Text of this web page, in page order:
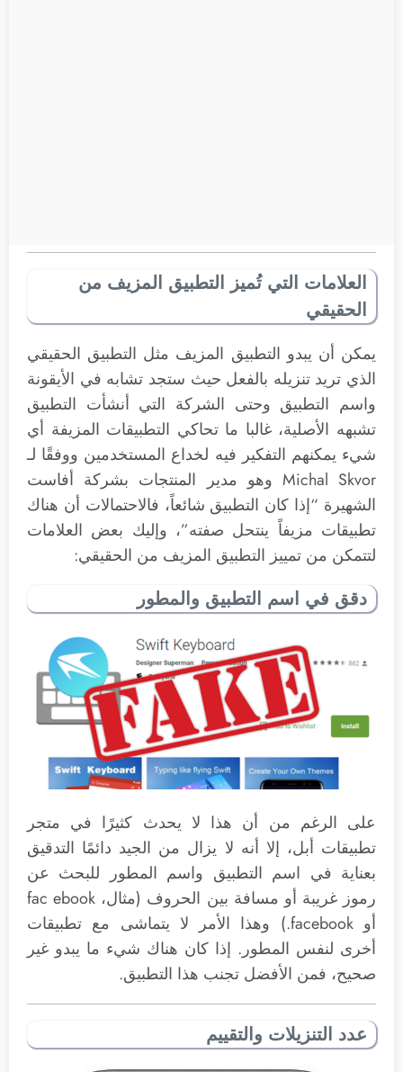
العلامات التي تُميز التطبيق المزيف من
الحقيقي
يمكن أن يبدو التطبيق المزيف مثل التطبيق الحقيقي
الذي تريد تنزيله بالفعل حيث ستجد تشابه في الأيقونة
واسم التطبيق وحتى الشركة التي أنشأت التطبيق
تشبهه الأصلية، غالبا ما تحاكي التطبيقات المزيفة أي
شيء يمكنهم التفكير فيه لخداع المستخدمين ووفقًا لـ
Michal Skvor وهو مدير المنتجات بشركة أفاست
الشهيرة “إذا كان التطبيق شائعاً، فالاحتمالات أن هناك
تطبيقات مزيفاً ينتحل صفته”، وإليك بعض العلامات
لتتمكن من تمييز التطبيق المزيف من الحقيقي:
دقق في اسم التطبيق والمطور
على الرغم من أن هذا لا يحدث كثيرًا في متجر
تطبيقات أبل، إلا أنه لا يزال من الجيد دائمًا التدقيق
بعناية في اسم التطبيق واسم المطور للبحث عن
رموز غريبة أو مسافة بين الحروف (مثال، fac ebook
أو facebook.) وهذا الأمر لا يتماشى مع تطبيقات
أخرى لنفس المطور. إذا كان هناك شيء ما يبدو غير
صحيح، فمن الأفضل تجنب هذا التطبيق.
عدد التنزيلات والتقييم